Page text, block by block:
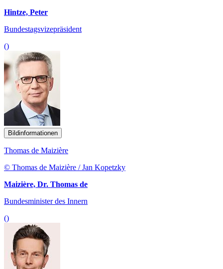
Hintze, Peter
Bundestagsvizepräsident
()
Bildinformationen
Thomas de Maizière
© Thomas de Maizière / Jan Kopetzky
Maizière, Dr. Thomas de
Bundesminister des Innern
()